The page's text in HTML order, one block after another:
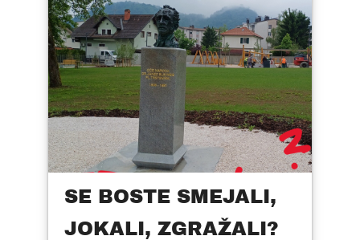
SE BOSTE SMEJALI,
JOKALI, ZGRAŽALI?